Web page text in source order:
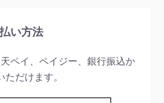
い方法
ペイ、ペイジー、銀行振込か
ただけます。